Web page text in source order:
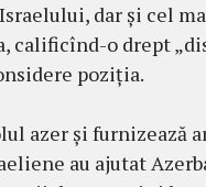
dar și cel
calificînd-o drept
poziția.
azer și furnizează
au ajutat